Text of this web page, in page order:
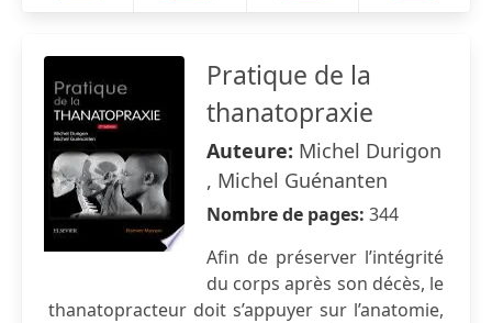
Pratique de la
thanatopraxie
Auteure: Michel Durigon
, Michel Guénanten
Nombre de pages: 344
Afin de préserver l’intégrité
du corps après son décès, le
thanatopracteur doit s’appuyer sur l’anatomie,